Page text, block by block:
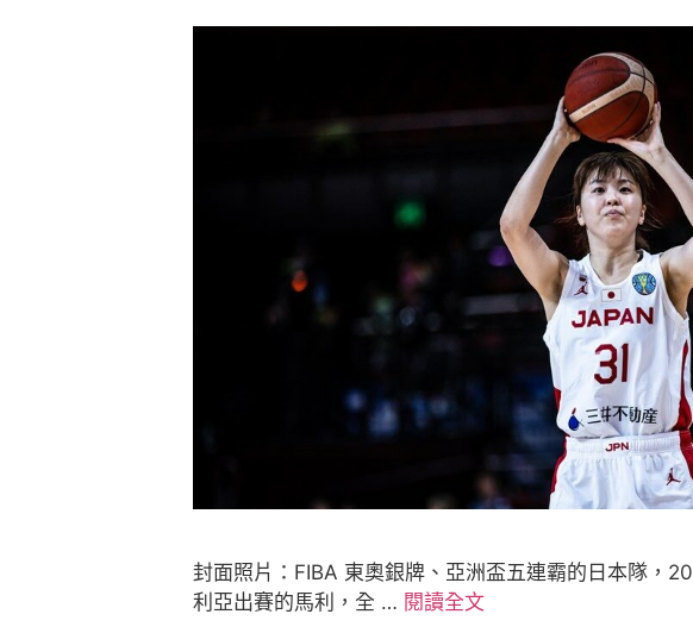
封面照片：FIBA 東奧銀牌、亞洲盃五連霸的日本隊，
利亞出賽的馬利，全 … 閱讀全文